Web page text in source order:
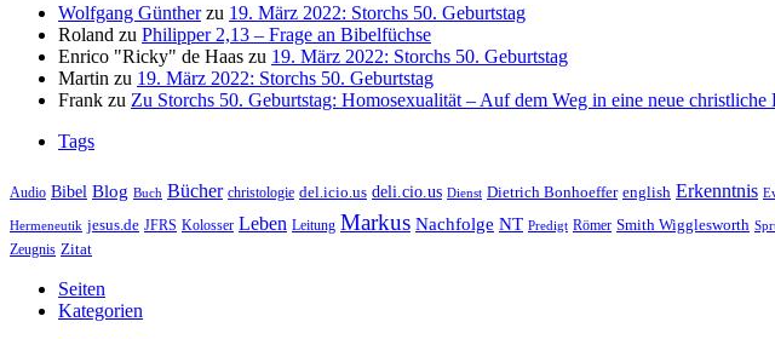
Wolfgang Güntherzu 19. März 2022: Storchs 50. Geburtstag
Roland zu Philipper 2,13 – Frage an Bibelfüchse
Enrico "Ricky" de Haas zu 19. März 2022: Storchs 50. Geburtstag
Martin zu 19. März 2022: Storchs 50. Geburtstag
Frank zu Zu Storchs 50. Geburtstag: Homosexualität – Auf dem Weg in eine neue christliche
Tags
Audio Bibel Blog Buch Bücher christologie del.icio.us deli.cio.us Dienst Dietrich Bonhoeffer english Erkenntnis
Hermeneutik jesus.de JFRS Kolosser Leben Leitung Markus Nachfolge NT Predigt Römer Smith Wigglesworth
Zeugnis Zitat
Seiten
Kategorien